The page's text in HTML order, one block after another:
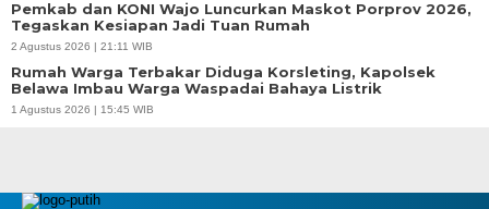
Pemkab dan KONI Wajo Luncurkan Maskot Porprov 2026,
Tegaskan Kesiapan Jadi Tuan Rumah
2 Agustus 2026 | 21:11 WIB
Rumah Warga Terbakar Diduga Korsleting, Kapolsek
Belawa Imbau Warga Waspadai Bahaya Listrik
1 Agustus 2026 | 15:45 WIB